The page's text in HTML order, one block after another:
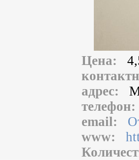
Цена:
адрес:
email:
www: